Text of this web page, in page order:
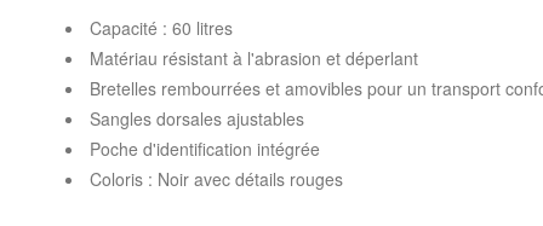
Capacité : 60 litres
Matériau résistant à l'abrasion et déperlant
Bretelles rembourrées et amovibles pour un transport
Sangles dorsales ajustables
Poche d'identification intégrée
Coloris : Noir avec détails rouges